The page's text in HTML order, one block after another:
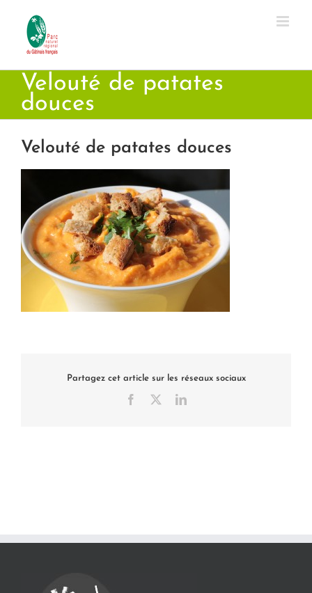
contenu
Velouté de patates
douces
Velouté de patates douces
Partagez cet article sur les réseaux sociaux
Facebook LinkedIn